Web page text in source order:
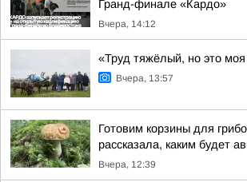
Гранд-финале «Кардо»
Вчера, 14:12
«Труд тяжёлый, но это
Вчера, 13:57
Готовим корзины для
рассказала, каким будет
Вчера, 12:39